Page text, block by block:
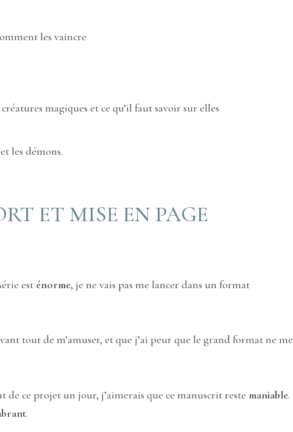
les vaincre
magiques et ce qu’il faut savoir sur elles
les démons.
ET MISE EN PAGE
est énorme, je ne vais pas me lancer dans un format
tout de m’amuser, et que j’ai peur que le grand format ne me
de ce projet un jour, j’aimerais que ce manuscrit reste maniable.
.